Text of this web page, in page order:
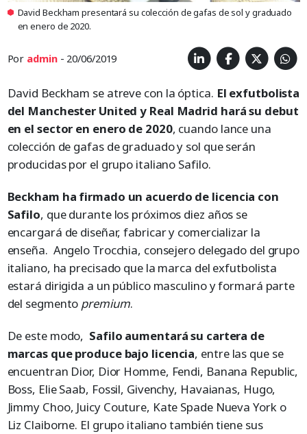
David Beckham presentará su colección de gafas de sol y graduado
en enero de 2020.
Por admin- 20/06/2019
David Beckham se atreve con la óptica. El exfutbolista
del Manchester United y Real Madrid hará su debut
en el sector en enero de 2020, cuando lance una
colección de gafas de graduado y sol que serán
producidas por el grupo italiano Safilo.
Beckham ha firmado un acuerdo de licencia con
Safilo, que durante los próximos diez años se
encargará de diseñar, fabricar y comercializar la
enseña. Angelo Trocchia, consejero delegado del grupo
italiano, ha precisado que la marca del exfutbolista
estará dirigida a un público masculino y formará parte
del segmento premium.
De este modo, Safilo aumentará su cartera de
marcas que produce bajo licencia, entre las que se
encuentran Dior, Dior Homme, Fendi, Banana Republic,
Boss, Elie Saab, Fossil, Givenchy, Havaianas, Hugo,
Jimmy Choo, Juicy Couture, Kate Spade Nueva York o
Liz Claiborne. El grupo italiano también tiene sus